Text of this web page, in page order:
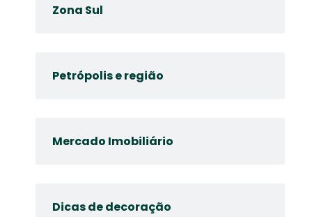
Zona Sul
Petrópolis e região
Mercado Imobiliário
Dicas de decoração